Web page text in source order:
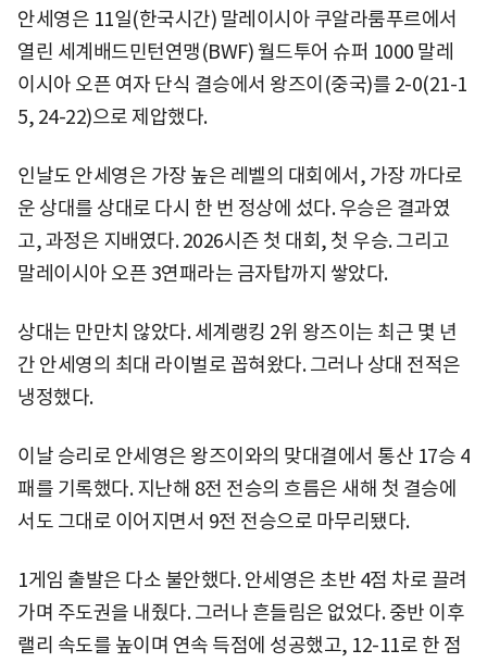
안세영은 11일(한국시간) 말레이시아 쿠알라룸푸르에서
열린 세계배드민턴연맹(BWF) 월드투어 슈퍼 1000 말레
이시아 오픈 여자 단식 결승에서 왕즈이(중국)를 2-0(21-1
5, 24-22)으로 제압했다.
인날도 안세영은 가장 높은 레벨의 대회에서, 가장 까다로
운 상대를 상대로 다시 한 번 정상에 섰다. 우승은 결과였
고, 과정은 지배였다. 2026시즌 첫 대회, 첫 우승. 그리고
말레이시아 오픈 3연패라는 금자탑까지 쌓았다.
상대는 만만치 않았다. 세계랭킹 2위 왕즈이는 최근 몇 년
간 안세영의 최대 라이벌로 꼽혀왔다. 그러나 상대 전적은
냉정했다.
이날 승리로 안세영은 왕즈이와의 맞대결에서 통산 17승 4
패를 기록했다. 지난해 8전 전승의 흐름은 새해 첫 결승에
서도 그대로 이어지면서 9전 전승으로 마무리됐다.
1게임 출발은 다소 불안했다. 안세영은 초반 4점 차로 끌려
가며 주도권을 내줬다. 그러나 흔들림은 없었다. 중반 이후
랠리 속도를 높이며 연속 득점에 성공했고, 12-11로 한 점